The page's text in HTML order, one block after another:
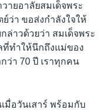
ายอาลัยสมเด็จพระ
ว่า ขอส่งกำลังใจให้
าวด้วยว่า สมเด็จพระ
ที่ทำให้นึกถึงแม่ของ
ว่า 70 ปี เราทุกคน
มื่อวันเสาร์ พร้อมกับ